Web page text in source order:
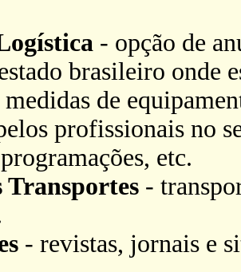
- opção de
brasileiro onde
de
profissionais no
etc.
Transportes -
- revistas, jornais e